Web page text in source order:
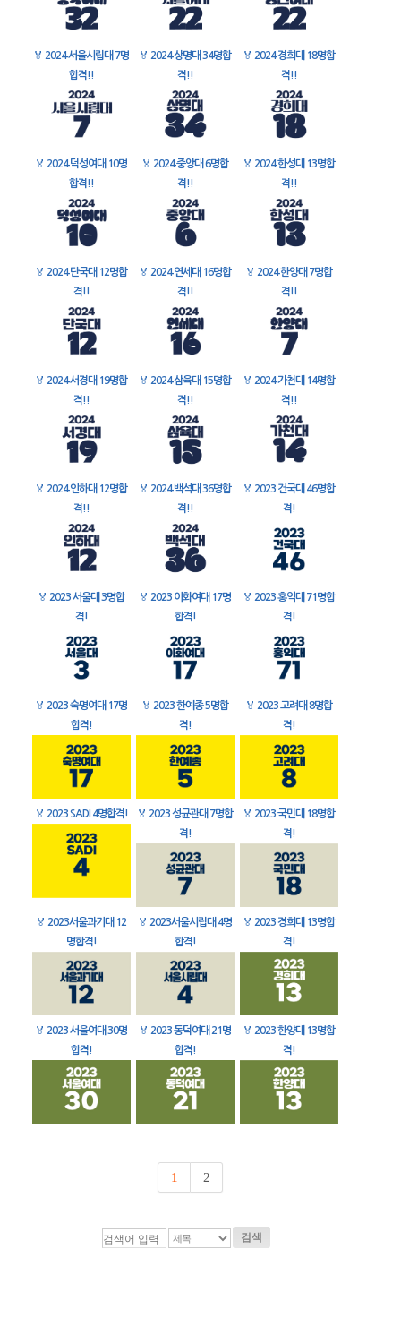
🏅 2024 서울시립대 7명
합격!!
🏅 2024 상명대 34명합
격!!
🏅 2024 경희대 18명합
격!!
🏅 2024 덕성여대 10명
합격!!
🏅 2024 중앙대 6명합
격!!
🏅 2024 한성대 13명합
격!!
🏅 2024 단국대 12명합
격!!
🏅 2024 연세대 16명합
격!!
🏅 2024 한양대 7명합
격!!
🏅 2024 서경대 19명합
격!!
🏅 2024 삼육대 15명합
격!!
🏅 2024 가천대 14명합
격!!
🏅 2024 인하대 12명합
격!!
🏅 2024 백석대 36명합
격!!
🏅 2023 건국대 46명합
격!
🏅 2023 서울대 3명합
격!
🏅 2023 이화여대 17명
합격!
🏅 2023 홍익대 71명합
격!
🏅 2023 숙명여대 17명
합격!
🏅 2023 한예종 5명합
격!
🏅 2023 고려대 8명합
격!
🏅 2023 SADI 4명합격! 🏅 2023 성균관대 7명합
격!
🏅 2023 국민대 18명합
격!
🏅 2023서울과기대 12
명합격!
🏅 2023서울시립대 4명
합격!
🏅 2023 경희대 13명합
격!
🏅 2023 서울여대 30명
합격!
🏅 2023 동덕여대 21명
합격!
🏅 2023 한양대 13명합
격!
1 2
검색